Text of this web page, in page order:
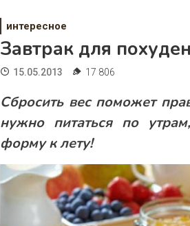
интересное
Завтрак для
15.05.2013 17 806
Сбросить вес поможет
нужно питаться по
форму к лету!